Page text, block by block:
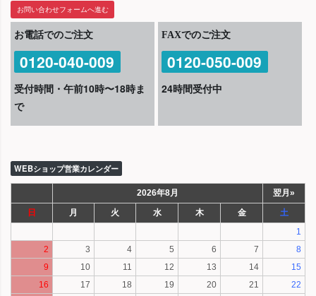
お問い合わせフォームへ進む
お電話でのご注文
0120-040-009
受付時間・午前10時〜18時ま
で
FAXでのご注文
0120-050-009
24時間受付中
WEBショップ営業カレンダー